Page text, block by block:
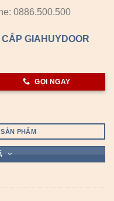
0886.500.500
GIAHUYDOOR
GỌI NGAY
PHẨM